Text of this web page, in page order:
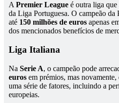
A Premier League é outra liga que
da Liga Portuguesa. O campeão da
até 150 milhões de euros apenas
dos mencionados benefícios de
Liga Italiana
Na Serie A, o campeão pode
euros em prémios, mas
uma série de fatores, incluindo a
europeias.